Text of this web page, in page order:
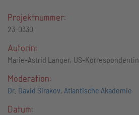
Projektnummer:
23-0330
Autorin:
Marie-Astrid Langer, US-Korrespondentin
Moderation:
Dr. David Sirakov, Atlantische Akademie
Datum: